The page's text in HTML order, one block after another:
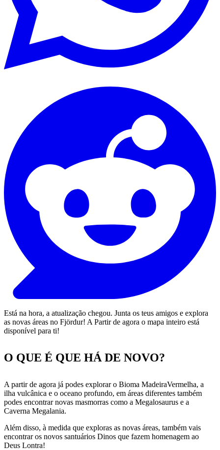
Está na hora, a atualização chegou. Junta os teus amigos e explora
as novas áreas no Fjördur! A Partir de agora o mapa inteiro está
disponível para ti!
O QUE É QUE HÁ DE NOVO?
A partir de agora já podes explorar o Bioma MadeiraVermelha, a
ilha vulcânica e o oceano profundo, em áreas diferentes também
podes encontrar novas masmorras como a Megalosaurus e a
Caverna Megalania.
Além disso, à medida que exploras as novas áreas, também vais
encontrar os novos santuários Dinos que fazem homenagem ao
Deus Lontra!